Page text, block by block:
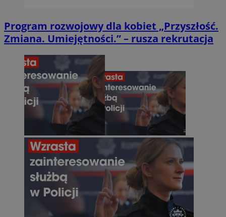
Program rozwojowy dla kobiet „Przyszłość.
Zmiana. Umiejętności.” – rusza rekrutacja